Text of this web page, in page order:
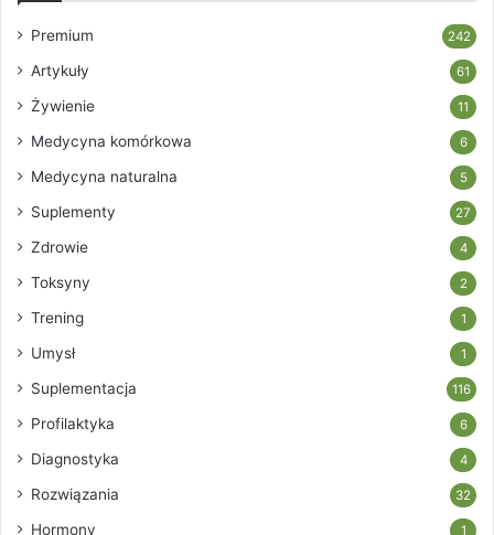
Premium 242
Artykuły 61
Żywienie 11
Medycyna komórkowa 6
Medycyna naturalna 5
Suplementy 27
Zdrowie 4
Toksyny 2
Trening 1
Umysł 1
Suplementacja 116
Profilaktyka 6
Diagnostyka 4
Rozwiązania 32
Hormony 1